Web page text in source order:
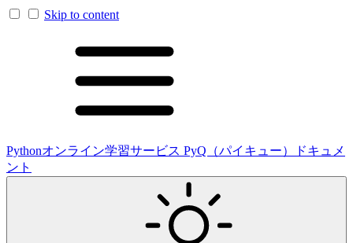
Skip to content
Pythonオンライン学習サービス PyQ（パイキュー）ドキュメ
ント